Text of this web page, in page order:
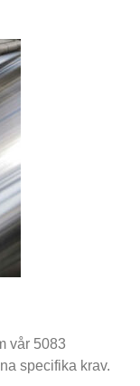
vår 5083
specifika krav.